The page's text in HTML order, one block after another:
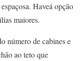
Haveá opção
maiores.
número de cabines e
ao teto que